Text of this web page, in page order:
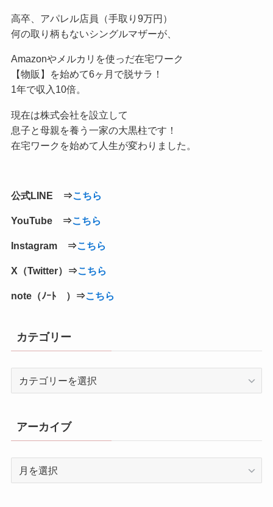
高卒、アパレル店員（手取り9万円）
何の取り柄もないシングルマザーが、
Amazonやメルカリを使っだ在宅ワーク
【物販】を始めて6ヶ月で脱サラ！
1年で収入10倍。
現在は株式会社を設立して
息子と母親を養う一家の大黒柱です！
在宅ワークを始めて人生が変わりました。
公式LINE ⇒こちら
YouTube ⇒こちら
Instagram ⇒こちら
X（Twitter）⇒こちら
note（ﾉｰﾄ ）⇒こちら
カテゴリー
リ
ー
アーカイブ